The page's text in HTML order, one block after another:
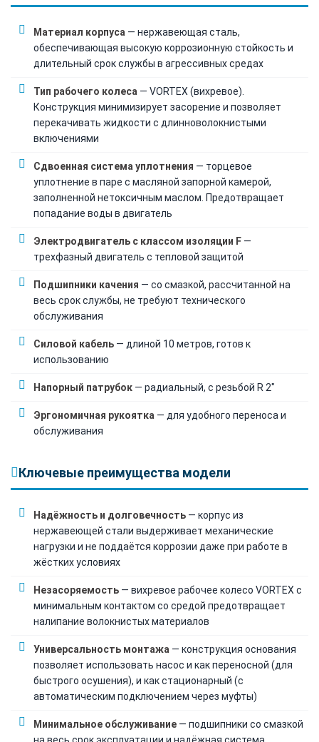
Материал корпуса — нержавеющая сталь,
обеспечивающая высокую коррозионную стойкость и
длительный срок службы в агрессивных средах
Тип рабочего колеса — VORTEX (вихревое).
Конструкция минимизирует засорение и позволяет
перекачивать жидкости с длинноволокнистыми
включениями
Сдвоенная система уплотнения — торцевое
уплотнение в паре с масляной запорной камерой,
заполненной нетоксичным маслом. Предотвращает
попадание воды в двигатель
Электродвигатель с классом изоляции F —
трехфазный двигатель с тепловой защитой
Подшипники качения — со смазкой, рассчитанной на
весь срок службы, не требуют технического
обслуживания
Силовой кабель — длиной 10 метров, готов к
использованию
Напорный патрубок — радиальный, с резьбой R 2"
Эргономичная рукоятка — для удобного переноса и
обслуживания
Ключевые преимущества модели
Надёжность и долговечность — корпус из
нержавеющей стали выдерживает механические
нагрузки и не поддаётся коррозии даже при работе в
жёстких условиях
Незасоряемость — вихревое рабочее колесо VORTEX с
минимальным контактом со средой предотвращает
налипание волокнистых материалов
Универсальность монтажа — конструкция основания
позволяет использовать насос и как переносной (для
быстрого осушения), и как стационарный (с
автоматическим подключением через муфты)
Минимальное обслуживание — подшипники со смазкой
на весь срок эксплуатации и надёжная система